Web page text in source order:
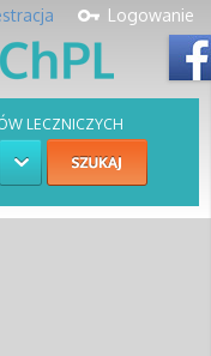
Logowanie
LECZNICZYCH